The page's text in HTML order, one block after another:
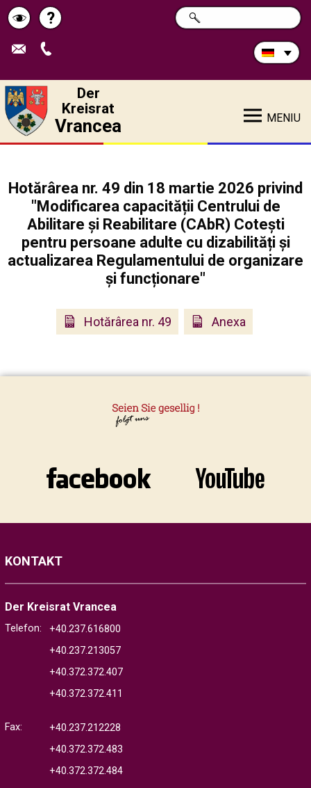
Schimbă
contrastul
Pagina
de
?
Durchsuchen
Sie
SUCHE
Der
Kreisrat
Vrancea MENIU
Hotărârea nr. 49 din 18 martie 2026 privind
"Modificarea capacității Centrului de
Abilitare și Reabilitare (CAbR) Cotești
pentru persoane adulte cu dizabilități și
actualizarea Regulamentului de organizare
și funcționare"
Hotărârea nr. 49 Anexa
KONTAKT
Der Kreisrat Vrancea
Telefon:
+40.237.616800
+40.237.213057
+40.372.372.407
+40.372.372.411
Fax:
+40.237.212228
+40.372.372.483
+40.372.372.484